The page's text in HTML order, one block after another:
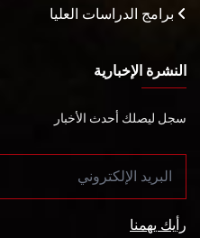
برامج الدراسات العليا
النشرة الإخبارية
سجل ليصلك أحدث الأخبار
رأيك يهمنا